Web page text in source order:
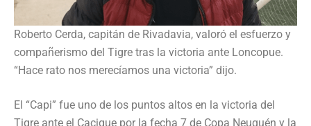
Roberto Cerda, capitán de Rivadavia, valoró el esfuerzo y
compañerismo del Tigre tras la victoria ante Loncopue.
“Hace rato nos merecíamos una victoria” dijo.
El “Capi” fue uno de los puntos altos en la victoria del
Tigre ante el Cacique por la fecha 7 de Copa Neuquén y la